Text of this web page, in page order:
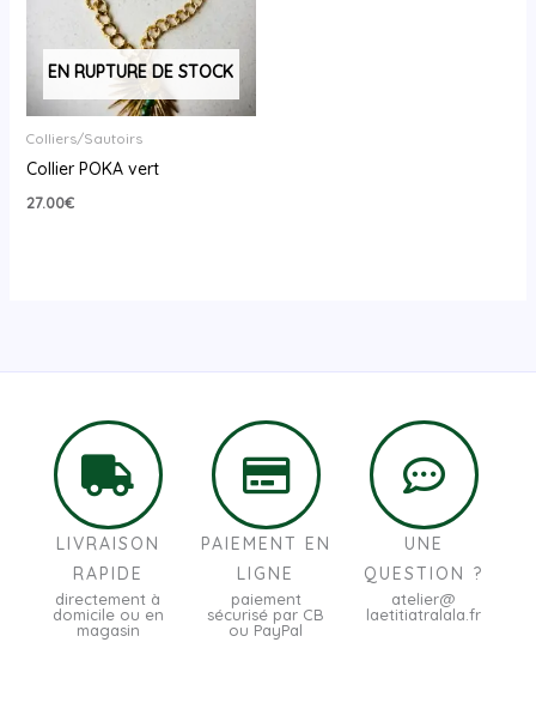
EN RUPTURE DE STOCK
Colliers/Sautoirs
Collier POKA vert
27.00€
LIVRAISON
RAPIDE
directement à
domicile ou en
magasin
PAIEMENT EN
LIGNE
paiement
sécurisé par CB
ou PayPal
UNE
QUESTION ?
atelier@
laetitiatralala.fr